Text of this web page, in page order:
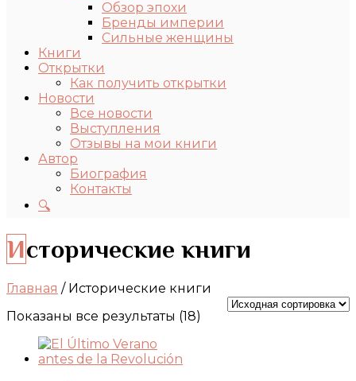
Обзор эпохи
Бренды империи
Сильные женщины
Книги
Открытки
Как получить открытки
Новости
Все новости
Выступления
Отзывы на мои книги
Автор
Биография
Контакты
🔍
Исторические книги
Главная / Исторические книги
Показаны все результаты (18)